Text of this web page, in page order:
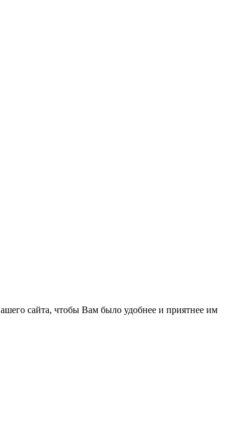
сайта, чтобы Вам было удобнее и приятнее им